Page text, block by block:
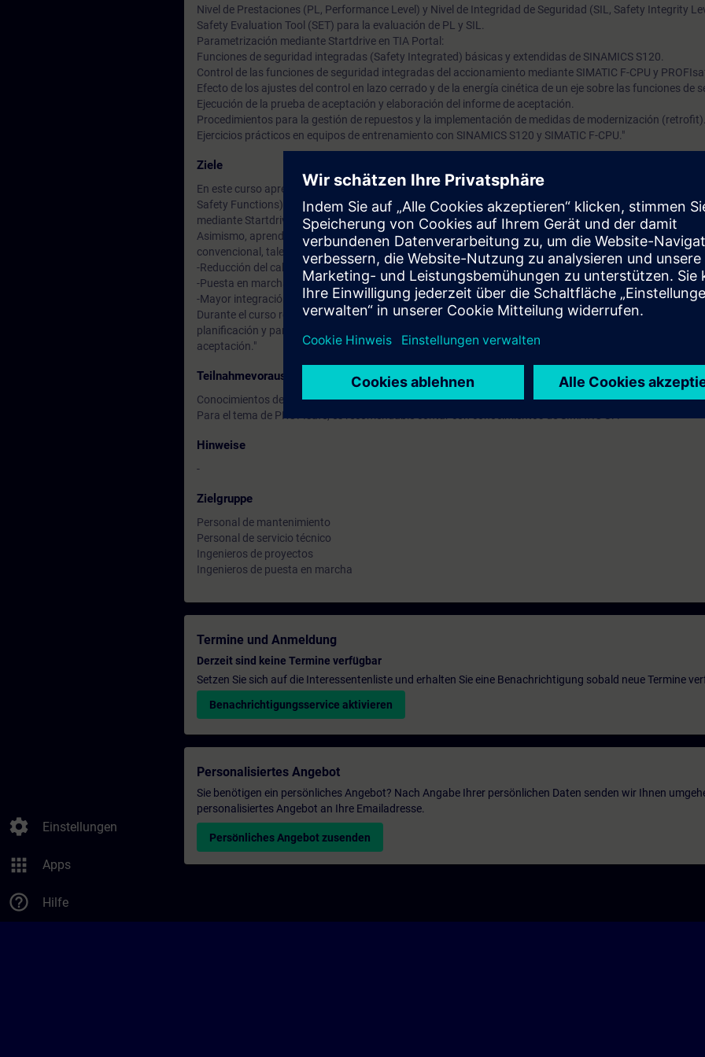
settings Einstellungen
apps Apps
help_outline Hilfe
Nivel de Prestaciones (PL, Performance Level) y Nivel de Integridad de Seguridad (SIL, Safety Integrity
Safety Evaluation Tool (SET) para la evaluación de PL y SIL.
Parametrización mediante Startdrive en TIA Portal:
Funciones de seguridad integradas (Safety Integrated) básicas y extendidas de SINAMICS S120.
Control de las funciones de seguridad integradas del accionamiento mediante SIMATIC F-CPU y
Efecto de los ajustes del control en lazo cerrado y de la energía cinética de un eje sobre las funciones de
Ejecución de la prueba de aceptación y elaboración del informe de aceptación.
Procedimientos para la gestión de repuestos y la implementación de medidas de modernización (retrofit).
Ejercicios prácticos en equipos de entrenamiento con SINAMICS S120 y SIMATIC F-CPU."
Ziele
En este curso aprenderá a utilizar y gestionar las funciones de seguridad basadas en accionamientos
Safety Functions). Conocerá las aplicaciones de las diferentes funciones de seguridad y será capaz de
mediante Startdrive en TIA Portal.
Asimismo, aprenderá a aprovechar las ventajas que estas soluciones ofrecen frente a la tecnología de
convencional, tales como:
-Reducción del cableado.
-Puesta en marcha más rápida de máquinas idénticas.
-Mayor integración de las funciones de seguridad en el sistema de automatización.
Durante el curso recorrerá todas las etapas necesarias para la implementación de las funciones de
planificación y parametrización hasta la realización de las pruebas correspondientes y la elaboración
aceptación."
Teilnahmevoraussetzung
Conocimientos de SINAMICS S120 de acuerdo con los cursos DR-S12-PM o DR-S12-PMT.
Para el tema de PROFIsafe, es recomendable contar con conocimientos de SIMATIC S7."
Hinweise
-
Zielgruppe
Personal de mantenimiento
Personal de servicio técnico
Ingenieros de proyectos
Ingenieros de puesta en marcha
Termine und Anmeldung
Derzeit sind keine Termine verfügbar
Setzen Sie sich auf die Interessentenliste und erhalten Sie eine Benachrichtigung sobald neue Termine
Benachrichtigungsservice aktivieren
Personalisiertes Angebot
Sie benötigen ein persönliches Angebot? Nach Angabe Ihrer persönlichen Daten senden wir Ihnen
personalisiertes Angebot an Ihre Emailadresse.
Persönliches Angebot zusenden